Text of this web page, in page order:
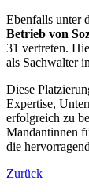
Ebenfalls unter
Betrieb von
31 vertreten.
als Sachwalter
Diese
Expertise,
erfolgreich zu
Mandantinnen
die
Zurück